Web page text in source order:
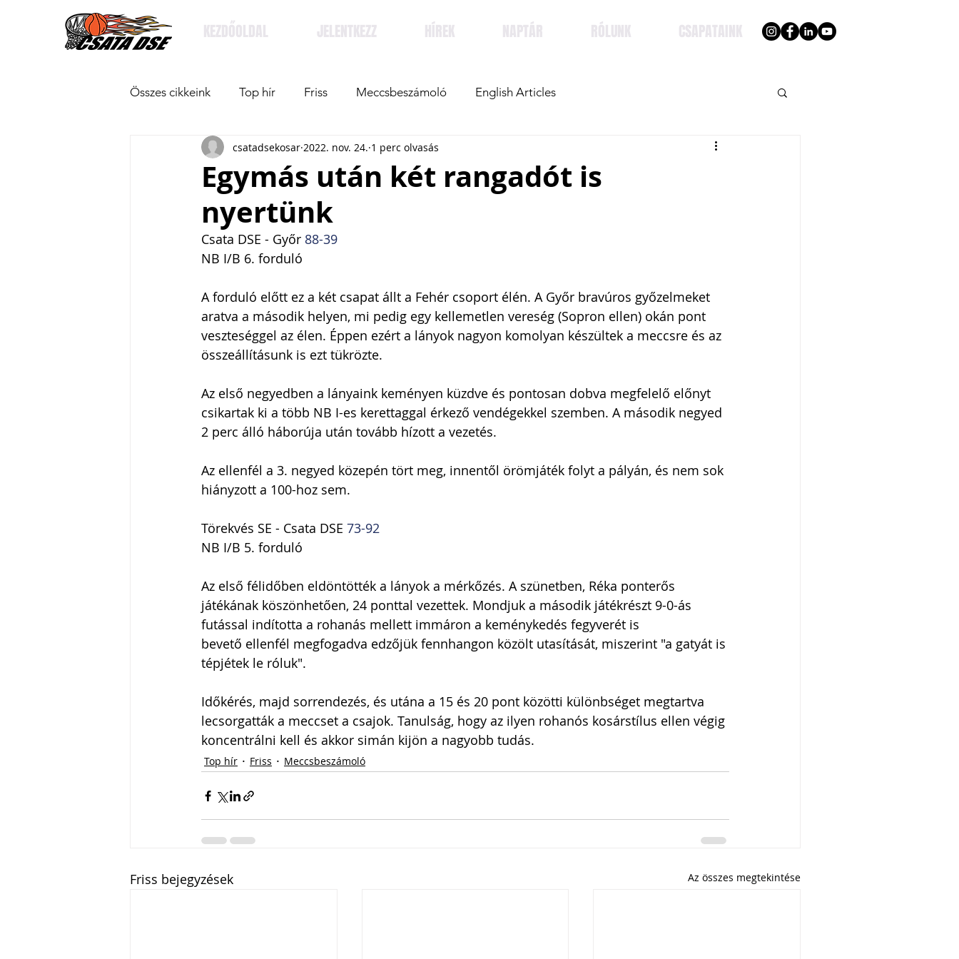
KEZDŐOLDAL JELENTKEZZ HÍREK NAPTÁR RÓLUNK CSAPATAINK
Összes cikkeink Top hír Friss Meccsbeszámoló English Articles
Egymás után két rangadót is
nyertünk
csatadsekosar 2022. nov. 24. 1 perc olvasás
Csata DSE - Győr 88-39
NB I/B 6. forduló
A forduló előtt ez a két csapat állt a Fehér csoport élén. A Győr bravúros győzelmeket
aratva a második helyen, mi pedig egy kellemetlen vereség (Sopron ellen) okán pont
veszteséggel az élen. Éppen ezért a lányok nagyon komolyan készültek a meccsre és az
összeállításunk is ezt tükrözte.
Az első negyedben a lányaink keményen küzdve és pontosan dobva megfelelő előnyt
csikartak ki a több NB I-es kerettaggal érkező vendégekkel szemben. A második negyed
2 perc álló háborúja után tovább hízott a vezetés.
Az ellenfél a 3. negyed közepén tört meg, innentől örömjáték folyt a pályán, és nem sok
hiányzott a 100-hoz sem.
Törekvés SE - Csata DSE 73-92
NB I/B 5. forduló
Az első félidőben eldöntötték a lányok a mérkőzés. A szünetben, Réka ponterős
játékának köszönhetően, 24 ponttal vezettek. Mondjuk a második játékrészt 9-0-ás
futással indította a rohanás mellett immáron a keménykedés fegyverét is
bevető ellenfél megfogadva edzőjük fennhangon közölt utasítását, miszerint "a gatyát is
tépjétek le róluk".
Időkérés, majd sorrendezés, és utána a 15 és 20 pont közötti különbséget megtartva
lecsorgatták a meccset a csajok. Tanulság, hogy az ilyen rohanós kosárstílus ellen végig
koncentrálni kell és akkor simán kijön a nagyobb tudás.
Top hír Friss Meccsbeszámoló
Friss bejegyzések Az összes megtekintése